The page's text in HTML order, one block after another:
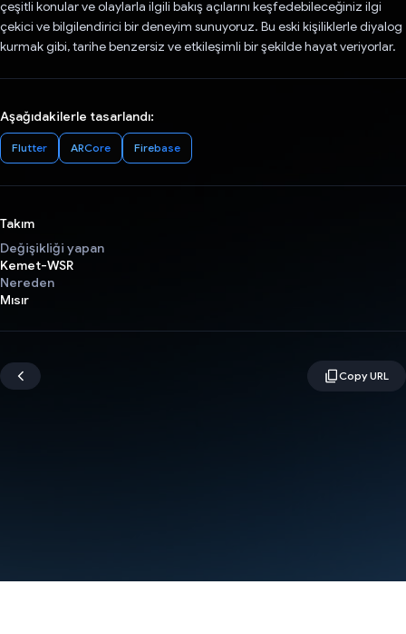
çeşitli konular ve olaylarla ilgili bakış açılarını keşfedebileceğiniz ilgi
çekici ve bilgilendirici bir deneyim sunuyoruz. Bu eski kişiliklerle diyalog
kurmak gibi, tarihe benzersiz ve etkileşimli bir şekilde hayat veriyorlar.
Aşağıdakilerle tasarlandı:
Flutter ARCore Firebase
Takım
Değişikliği yapan
Kemet-WSR
Nereden
Mısır